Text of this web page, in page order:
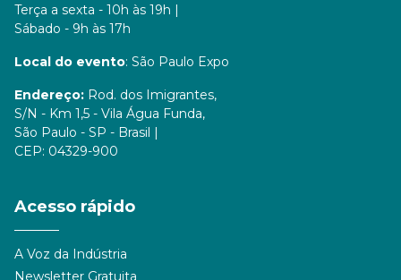
Terça a sexta - 10h às 19h |
Sábado - 9h às 17h
Local do evento: São Paulo Expo
Endereço: Rod. dos Imigrantes,
S/N - Km 1,5 - Vila Água Funda,
São Paulo - SP - Brasil |
CEP: 04329-900
Acesso rápido
A Voz da Indústria
Newsletter Gratuita